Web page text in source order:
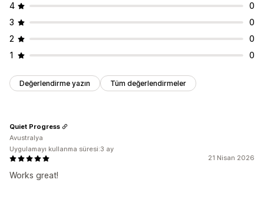
4
0
3
0
2
0
1
0
Değerlendirme yazın Tüm değerlendirmeler
21 Nisan 2026
Works great!
Quiet Progress
Avustralya
Uygulamayı kullanma süresi:3 ay